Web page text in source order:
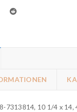
7313814, 10 1/4 x 14,